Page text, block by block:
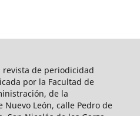
de periodicidad
por la Facultad de
de la
León, calle Pedro de